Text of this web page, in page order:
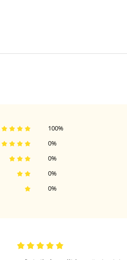
0%
0%
0%
0%
100%